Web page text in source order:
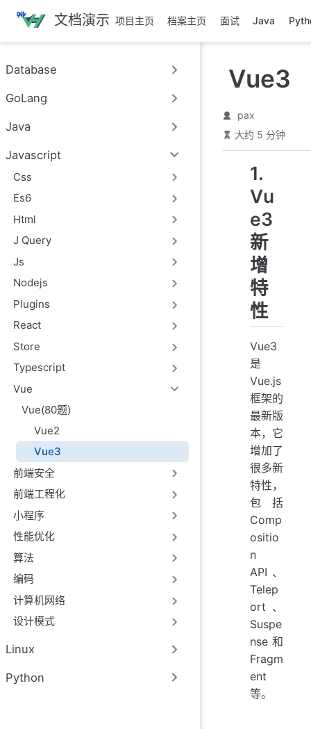
跳
主
內
文档演示 项目主页 档案主页 面试 Java
Database
GoLang
Java
Javascript
Css
Es6
Html
J Query
Js
Nodejs
Plugins
React
Store
Typescript
Vue
Vue(80题)
Vue2
Vue3
前端安全
前端工程化
小程序
性能优化
算法
编码
计算机网络
设计模式
Linux
Python
Vue3
pax
大约 5 分钟
1.
Vu
e3
新
增
特
性
Vue3
是
Vue.js
框架的
最新版
本，它
增加了
很多新
特性，
包括
Comp
ositio
n
API、
Telep
ort、
Suspe
nse 和
Fragm
ent
等。